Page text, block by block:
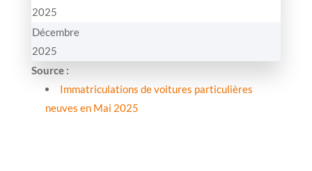
2025
Décembre
2025
Source :
Immatriculations de voitures particulières
neuves en Mai 2025